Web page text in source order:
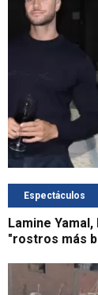
Espectáculos
Lamine
"rostros más